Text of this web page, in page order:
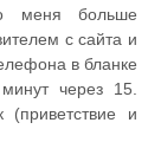
меня больше
с сайта и
в бланке
через 15.
(приветствие и